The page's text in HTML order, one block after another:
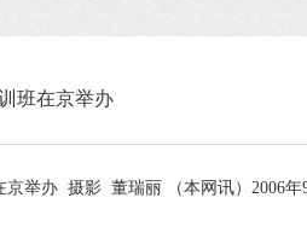
班在京举办
举办 摄影 董瑞丽 （本网讯）2006